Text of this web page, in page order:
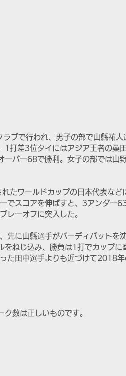
ブで行われ、男子の部で山縣祐人
1打差3位タイにはアジア王者の桑
ーバー68で勝利。女子の部では山
たワールドカップの日本代表など
でスコアを伸ばすと、3アンダー
レーオフに突入した。
先に山縣選手がバーディパットを
をねじ込み、勝負は1打でカップに
た田中選手よりも近づけて2018年
数は正しいものです。